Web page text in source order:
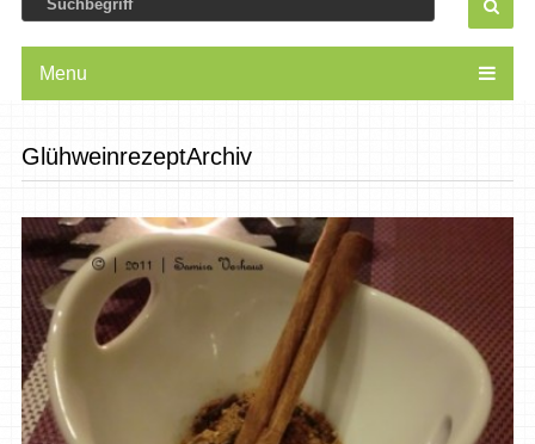
Menu
GlühweinrezeptArchiv